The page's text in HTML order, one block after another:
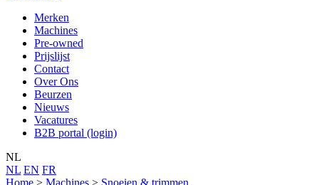
Merken
Machines
Pre-owned
Prijslijst
Contact
Over Ons
Beurzen
Nieuws
Vacatures
B2B portal (login)
NL
NL EN FR
Home > Machines > Snoeien & trimmen